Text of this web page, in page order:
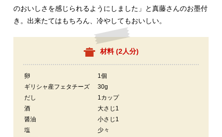
のおいしさを感じられるようにしました」と真藤さんのお墨付
き。出来たてはもちろん、冷やしてもおいしい。
材料 (2人分)
卵
1個
ギリシャ産フェタチーズ
30g
だし
1カップ
酒
大さじ1
醤油
小さじ1
塩
少々